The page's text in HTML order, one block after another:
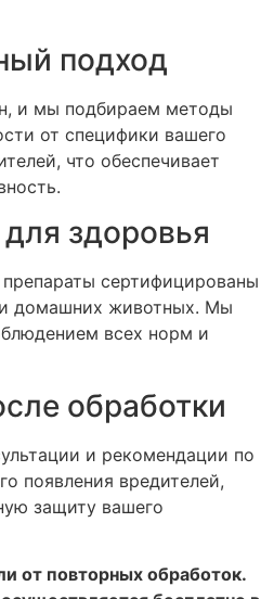
профессиональные
по ситуации: иногда
холодный туман,
обработка.
нанесение
труднодоступные
помещений с мебелью,
и несколькими
при сложных случаях,
обработка. Он не является
комнаты. Решение о его
специалист после
желания клиента
подход
и мы подбираем методы
от специфики вашего
что обеспечивает
здоровья
сертифицированы
домашних животных. Мы
всех норм и
обработки
и рекомендации по
появления вредителей,
защиту вашего
от повторных обработок.